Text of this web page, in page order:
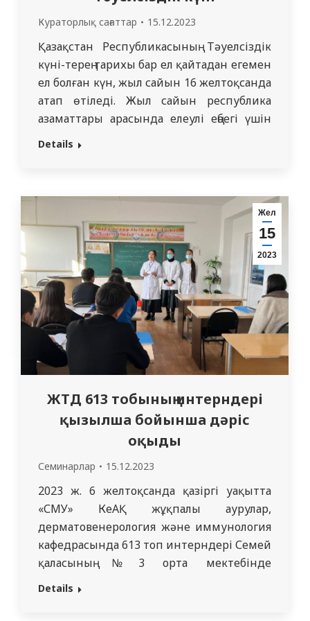
Кураторлық сағаттар 15.12.2023
Қазақстан Республикасының Тәуелсіздік
күні-терең тарихы бар ел қайтадан егемен
ел болған күн, жыл сайын 16 желтоқсанда
атап өтіледі. Жыл сайын республика
азаматтары арасында елеулі еңбегі үшін
мәдениет қайраткерлері, әлеуметтік
қызметкерлері және ел өмірінің басқа да
белсенді салаларының өкілдері
мемлекеттік наградалармен
марапатталады. Ел тәуелсіздігі-Қазақстан
тұрғындары үшін…
Details
Жел
15
2023
ЖТД 613 тобының интерндері
қызылша бойынша дәріс
оқыды
Семинарлар 15.12.2023
2023 ж. 6 желтоқсанда қазіргі уақытта
«СМУ» КеАҚ жұқпалы аурулар,
дерматовенерология және иммунология
кафедрасында 613 топ интерндері Семей
қаласының №3 орта мектебінде
қызылшаның алдын алу бойынша
Details